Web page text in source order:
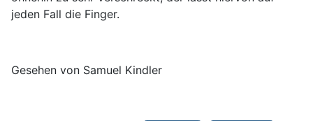
jeden Fall die Finger.
Gesehen von Samuel Kindler